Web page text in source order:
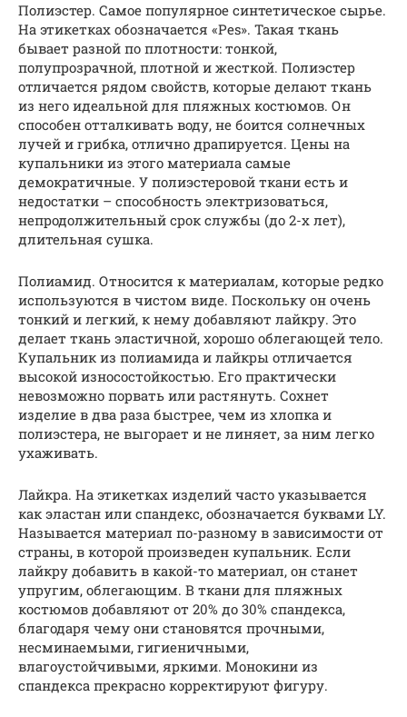
Полиэстер. Самое популярное синтетическое сырье.
На этикетках обозначается «Pes». Такая ткань
бывает разной по плотности: тонкой,
полупрозрачной, плотной и жесткой. Полиэстер
отличается рядом свойств, которые делают ткань
из него идеальной для пляжных костюмов. Он
способен отталкивать воду, не боится солнечных
лучей и грибка, отлично драпируется. Цены на
купальники из этого материала самые
демократичные. У полиэстеровой ткани есть и
недостатки – способность электризоваться,
непродолжительный срок службы (до 2-х лет),
длительная сушка.
Полиамид. Относится к материалам, которые редко
используются в чистом виде. Поскольку он очень
тонкий и легкий, к нему добавляют лайкру. Это
делает ткань эластичной, хорошо облегающей тело.
Купальник из полиамида и лайкры отличается
высокой износостойкостью. Его практически
невозможно порвать или растянуть. Сохнет
изделие в два раза быстрее, чем из хлопка и
полиэстера, не выгорает и не линяет, за ним легко
ухаживать.
Лайкра. На этикетках изделий часто указывается
как эластан или спандекс, обозначается буквами LY.
Называется материал по-разному в зависимости от
страны, в которой произведен купальник. Если
лайкру добавить в какой-то материал, он станет
упругим, облегающим. В ткани для пляжных
костюмов добавляют от 20% до 30% спандекса,
благодаря чему они становятся прочными,
несминаемыми, гигиеничными,
влагоустойчивыми, яркими. Монокини из
спандекса прекрасно корректируют фигуру.